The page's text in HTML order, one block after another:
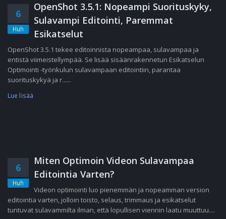
6
Huh
OpenShot 3.5.1: Nopeampi Suorituskyky,
Sulavampi Editointi, Paremmat
Esikatselut
OpenShot 3.5.1 tekee editoinnista nopeampaa, sulavampaa ja
entistä viimeistellympää. Se lisää sisäänrakennetun Esikatselun
Optimointi -työnkulun sulavampaan editointiin, parantaa
suorituskykyä ja r......
Lue lisää
6
Huh
Miten Optimoin Videon Sulavampaa
Editointia Varten?
Videon optimointi luo pienemmän ja nopeamman version
editointia varten, jolloin toisto, selaus, trimmaus ja esikatselut
tuntuvat sulavammilta ilman, että lopullisen viennin laatu muuttuu....